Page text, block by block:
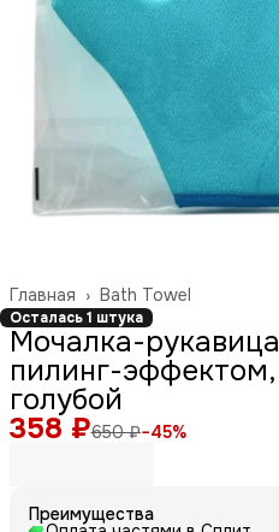
Bath Towel
Главная ›
Осталась 1 штука
Мочалка-
пилинг-эффектом,
голубой
358 ₽650 ₽−45%
Преимущества